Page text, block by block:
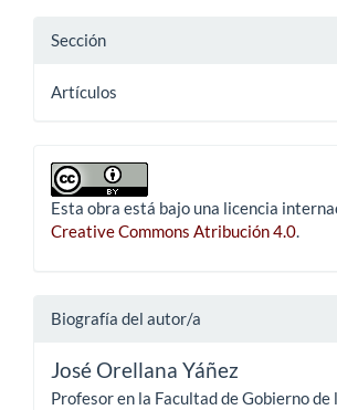
Sección
Artículos
Esta obra está bajo una licencia
Creative Commons Atribución 4.0.
Biografía del autor/a
José Orellana Yáñez
Profesor en la Facultad de Gobierno